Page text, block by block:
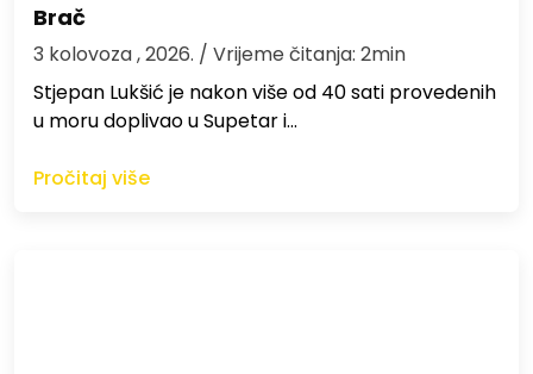
Brač
3 kolovoza , 2026. / Vrijeme čitanja: 2min
St​jepan Lukšić je nakon više od 40 sati provedenih
u moru doplivao u Supetar i…
Pročitaj više